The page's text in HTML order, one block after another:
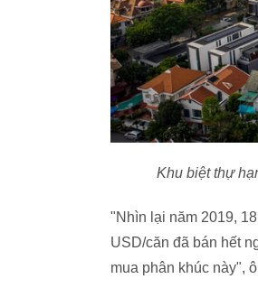
Khu biệt thự
"Nhìn lại năm 2019,
USD/căn đã bán hết
mua phân khúc này",